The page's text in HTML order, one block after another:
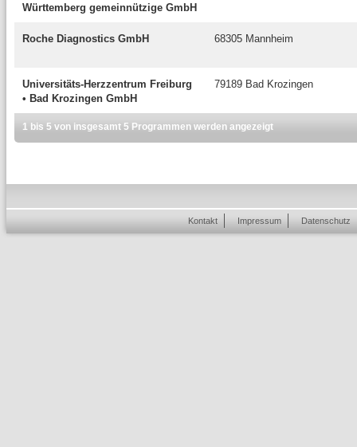
Württemberg gemeinnützige GmbH
Roche Diagnostics GmbH 68305 Mannheim
Universitäts-Herzzentrum Freiburg
• Bad Krozingen GmbH
79189 Bad Krozingen
1 bis 5 von insgesamt 5 Programmen werden angezeigt
Kontakt Impressum Datenschutz